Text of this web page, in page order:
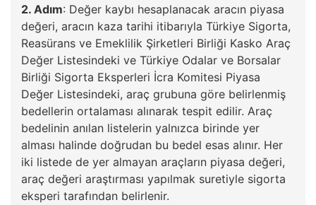
2. Adım: Değer kaybı hesaplanacak aracın piyasa
değeri, aracın kaza tarihi itibarıyla Türkiye Sigorta,
Reasürans ve Emeklilik Şirketleri Birliği Kasko Araç
Değer Listesindeki ve Türkiye Odalar ve Borsalar
Birliği Sigorta Eksperleri İcra Komitesi Piyasa
Değer Listesindeki, araç grubuna göre belirlenmiş
bedellerin ortalaması alınarak tespit edilir. Araç
bedelinin anılan listelerin yalnızca birinde yer
alması halinde doğrudan bu bedel esas alınır. Her
iki listede de yer almayan araçların piyasa değeri,
araç değeri araştırması yapılmak suretiyle sigorta
eksperi tarafından belirlenir.